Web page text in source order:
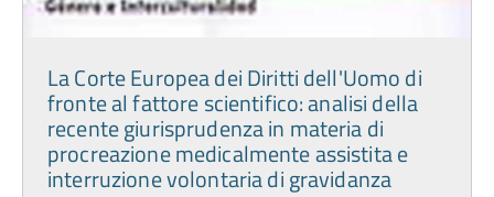
La Corte Europea dei Diritti dell'Uomo di
fronte al fattore scientifico: analisi della
recente giurisprudenza in materia di
procreazione medicalmente assistita e
interruzione volontaria di gravidanza